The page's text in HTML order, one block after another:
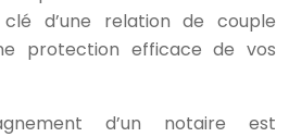
d’une relation de couple
protection efficace de vos
d’un notaire est